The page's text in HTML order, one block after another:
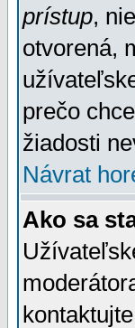
prístup,
otvorená,
prečo
žiadosti
Návrat
Ako sa